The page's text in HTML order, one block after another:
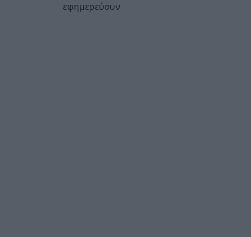
εφημερεύουν